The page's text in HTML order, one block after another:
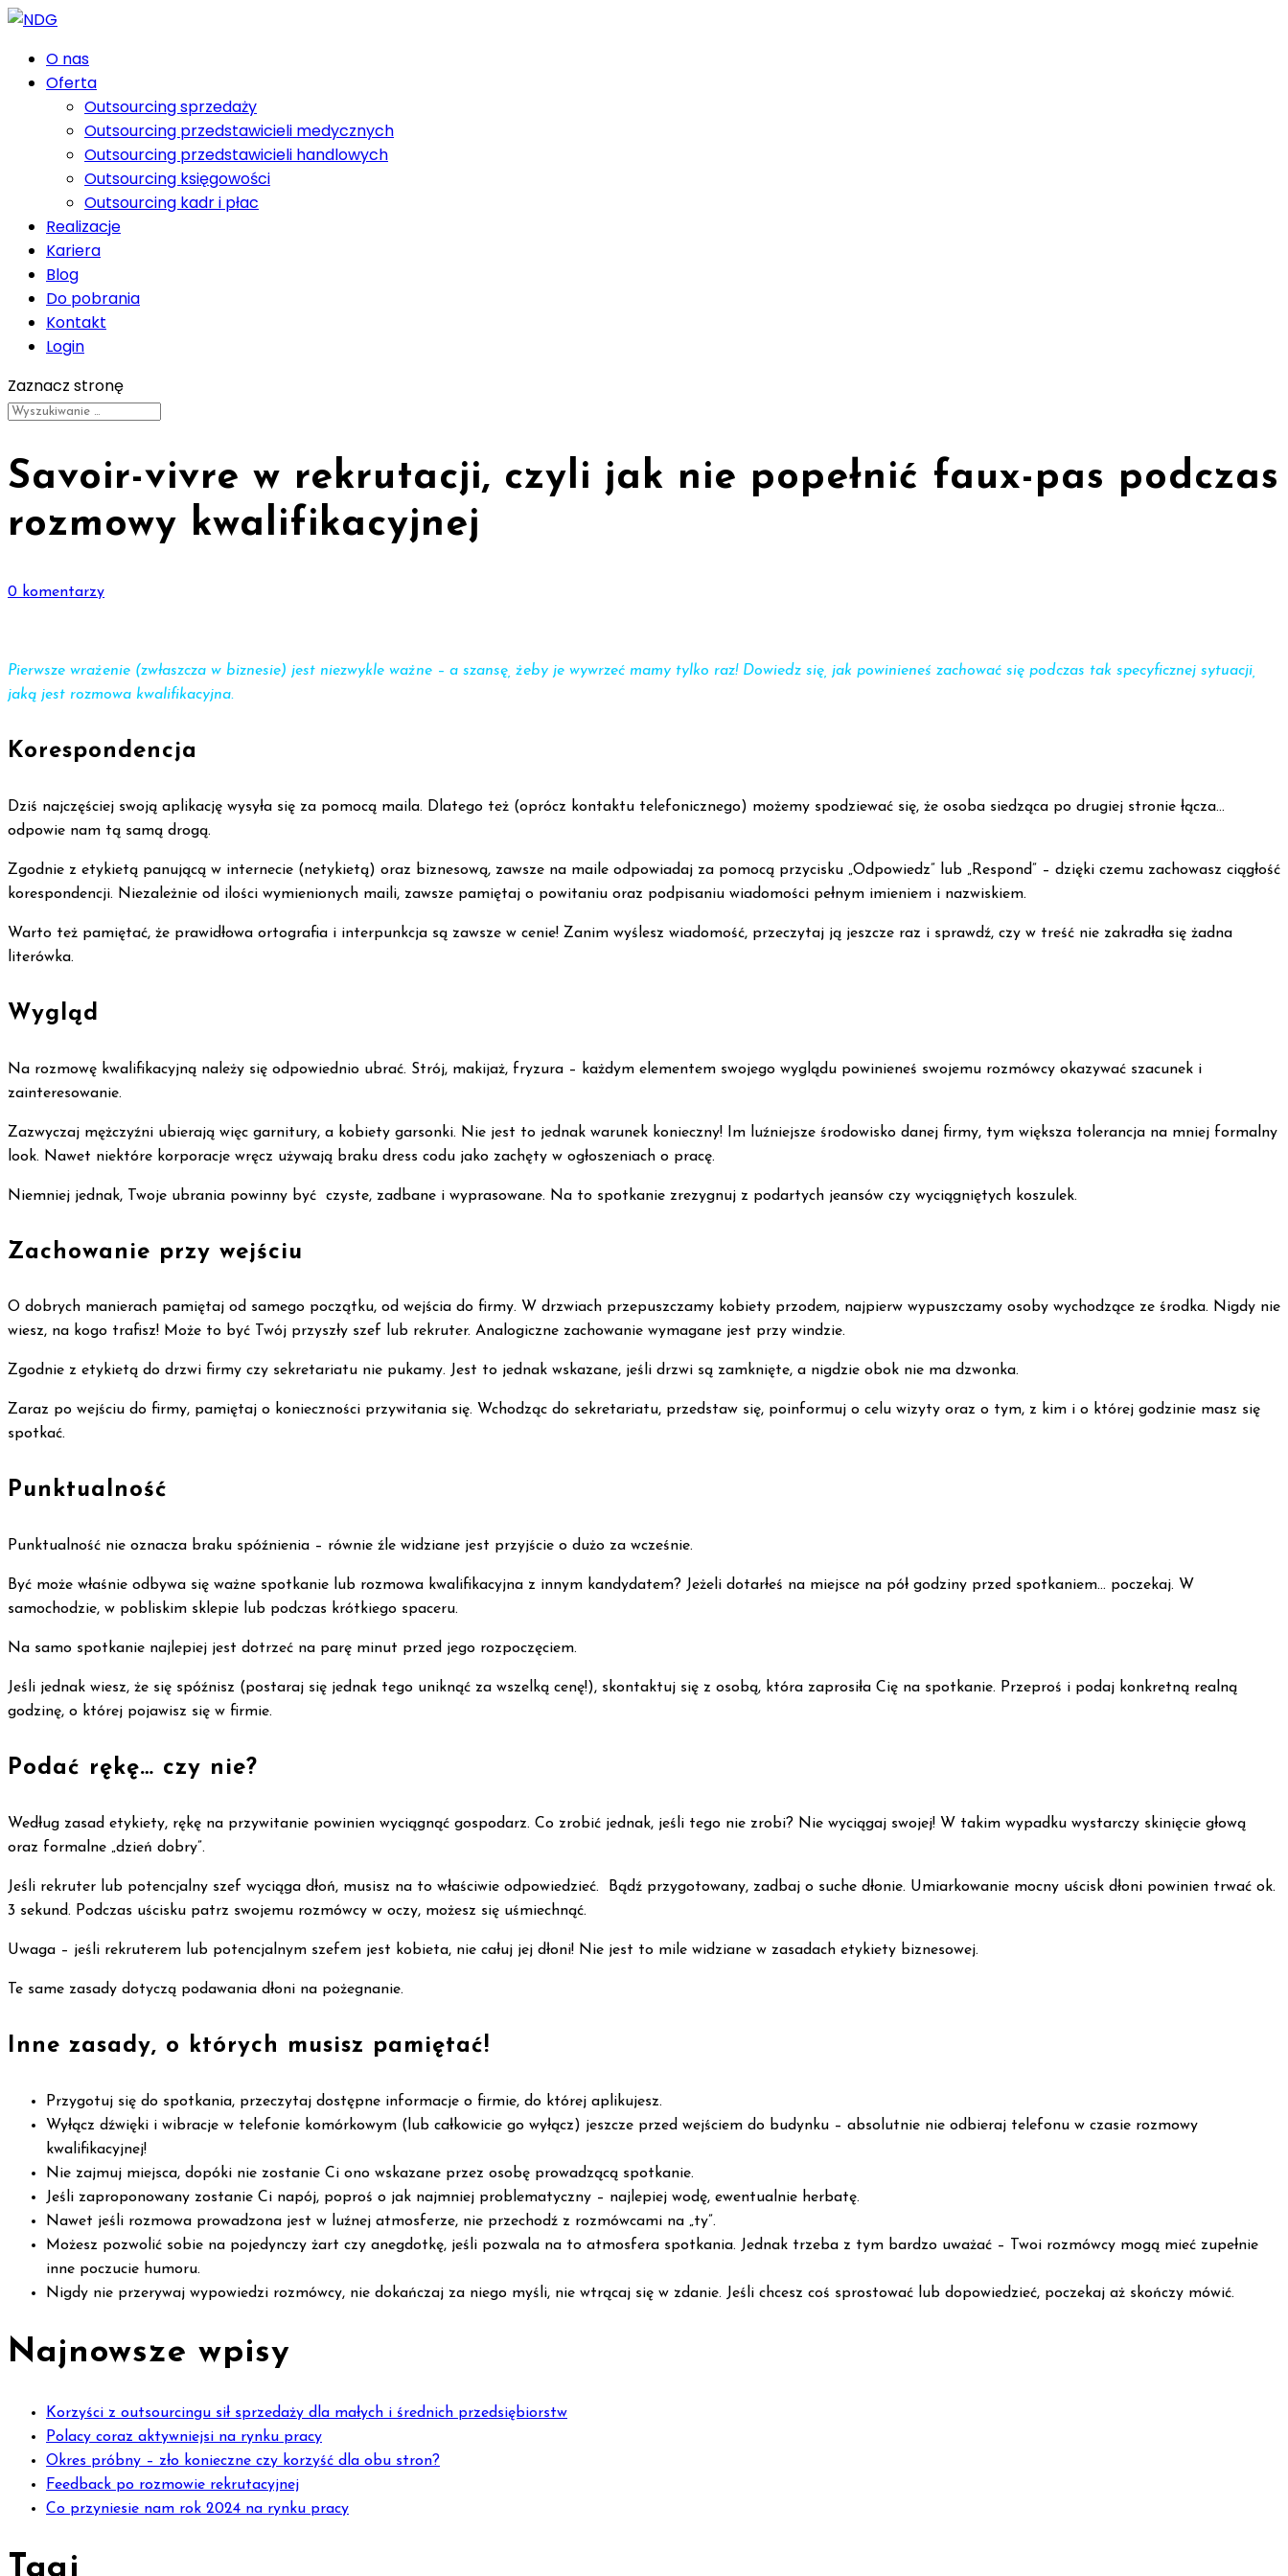
O nas
Oferta
Outsourcing sprzedaży
Outsourcing przedstawicieli medycznych
Outsourcing przedstawicieli handlowych
Outsourcing księgowości
Outsourcing kadr i płac
Realizacje
Kariera
Blog
Do pobrania
Kontakt
Login
Zaznacz stronę
Savoir-vivre w rekrutacji, czyli jak nie popełnić faux-pas podczas
rozmowy kwalifikacyjnej
0 komentarzy
Pierwsze wrażenie (zwłaszcza w biznesie) jest niezwykle ważne – a szansę, żeby je wywrzeć mamy tylko raz! Dowiedz się, jak powinieneś zachować się podczas tak specyficznej sytuacji,
jaką jest rozmowa kwalifikacyjna.
Korespondencja
Dziś najczęściej swoją aplikację wysyła się za pomocą maila. Dlatego też (oprócz kontaktu telefonicznego) możemy spodziewać się, że osoba siedząca po drugiej stronie łącza…
odpowie nam tą samą drogą.
Zgodnie z etykietą panującą w internecie (netykietą) oraz biznesową, zawsze na maile odpowiadaj za pomocą przycisku „Odpowiedz” lub „Respond” – dzięki czemu zachowasz ciągłość
korespondencji. Niezależnie od ilości wymienionych maili, zawsze pamiętaj o powitaniu oraz podpisaniu wiadomości pełnym imieniem i nazwiskiem.
Warto też pamiętać, że prawidłowa ortografia i interpunkcja są zawsze w cenie! Zanim wyślesz wiadomość, przeczytaj ją jeszcze raz i sprawdź, czy w treść nie zakradła się żadna
literówka.
Wygląd
Na rozmowę kwalifikacyjną należy się odpowiednio ubrać. Strój, makijaż, fryzura – każdym elementem swojego wyglądu powinieneś swojemu rozmówcy okazywać szacunek i
zainteresowanie.
Zazwyczaj mężczyźni ubierają więc garnitury, a kobiety garsonki. Nie jest to jednak warunek konieczny! Im luźniejsze środowisko danej firmy, tym większa tolerancja na mniej formalny
look. Nawet niektóre korporacje wręcz używają braku dress codu jako zachęty w ogłoszeniach o pracę.
Niemniej jednak, Twoje ubrania powinny być czyste, zadbane i wyprasowane. Na to spotkanie zrezygnuj z podartych jeansów czy wyciągniętych koszulek.
Zachowanie przy wejściu
O dobrych manierach pamiętaj od samego początku, od wejścia do firmy. W drzwiach przepuszczamy kobiety przodem, najpierw wypuszczamy osoby wychodzące ze środka. Nigdy nie
wiesz, na kogo trafisz! Może to być Twój przyszły szef lub rekruter. Analogiczne zachowanie wymagane jest przy windzie.
Zgodnie z etykietą do drzwi firmy czy sekretariatu nie pukamy. Jest to jednak wskazane, jeśli drzwi są zamknięte, a nigdzie obok nie ma dzwonka.
Zaraz po wejściu do firmy, pamiętaj o konieczności przywitania się. Wchodząc do sekretariatu, przedstaw się, poinformuj o celu wizyty oraz o tym, z kim i o której godzinie masz się
spotkać.
Punktualność
Punktualność nie oznacza braku spóźnienia – równie źle widziane jest przyjście o dużo za wcześnie.
Być może właśnie odbywa się ważne spotkanie lub rozmowa kwalifikacyjna z innym kandydatem? Jeżeli dotarłeś na miejsce na pół godziny przed spotkaniem… poczekaj. W
samochodzie, w pobliskim sklepie lub podczas krótkiego spaceru.
Na samo spotkanie najlepiej jest dotrzeć na parę minut przed jego rozpoczęciem.
Jeśli jednak wiesz, że się spóźnisz (postaraj się jednak tego uniknąć za wszelką cenę!), skontaktuj się z osobą, która zaprosiła Cię na spotkanie. Przeproś i podaj konkretną realną
godzinę, o której pojawisz się w firmie.
Podać rękę… czy nie?
Według zasad etykiety, rękę na przywitanie powinien wyciągnąć gospodarz. Co zrobić jednak, jeśli tego nie zrobi? Nie wyciągaj swojej! W takim wypadku wystarczy skinięcie głową
oraz formalne „dzień dobry”.
Jeśli rekruter lub potencjalny szef wyciąga dłoń, musisz na to właściwie odpowiedzieć. Bądź przygotowany, zadbaj o suche dłonie. Umiarkowanie mocny uścisk dłoni powinien trwać ok.
3 sekund. Podczas uścisku patrz swojemu rozmówcy w oczy, możesz się uśmiechnąć.
Uwaga – jeśli rekruterem lub potencjalnym szefem jest kobieta, nie całuj jej dłoni! Nie jest to mile widziane w zasadach etykiety biznesowej.
Te same zasady dotyczą podawania dłoni na pożegnanie.
Inne zasady, o których musisz pamiętać!
Przygotuj się do spotkania, przeczytaj dostępne informacje o firmie, do której aplikujesz.
Wyłącz dźwięki i wibracje w telefonie komórkowym (lub całkowicie go wyłącz) jeszcze przed wejściem do budynku – absolutnie nie odbieraj telefonu w czasie rozmowy
kwalifikacyjnej!
Nie zajmuj miejsca, dopóki nie zostanie Ci ono wskazane przez osobę prowadzącą spotkanie.
Jeśli zaproponowany zostanie Ci napój, poproś o jak najmniej problematyczny – najlepiej wodę, ewentualnie herbatę.
Nawet jeśli rozmowa prowadzona jest w luźnej atmosferze, nie przechodź z rozmówcami na „ty”.
Możesz pozwolić sobie na pojedynczy żart czy anegdotkę, jeśli pozwala na to atmosfera spotkania. Jednak trzeba z tym bardzo uważać – Twoi rozmówcy mogą mieć zupełnie
inne poczucie humoru.
Nigdy nie przerywaj wypowiedzi rozmówcy, nie dokańczaj za niego myśli, nie wtrącaj się w zdanie. Jeśli chcesz coś sprostować lub dopowiedzieć, poczekaj aż skończy mówić.
Najnowsze wpisy
Korzyści z outsourcingu sił sprzedaży dla małych i średnich przedsiębiorstw
Polacy coraz aktywniejsi na rynku pracy
Okres próbny – zło konieczne czy korzyść dla obu stron?
Feedback po rozmowie rekrutacyjnej
Co przyniesie nam rok 2024 na rynku pracy
Tagi